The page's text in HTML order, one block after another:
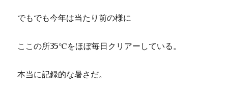
でもでも今年は当たり前の様に
ここの所35℃をほぼ毎日クリアーしている。
本当に記録的な暑さだ。